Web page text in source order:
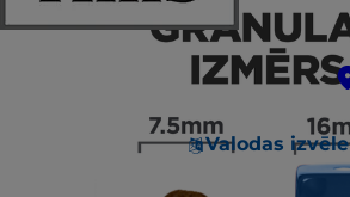
Valodas izvēle